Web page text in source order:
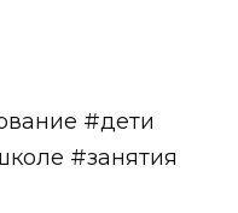
#дети
#занятия